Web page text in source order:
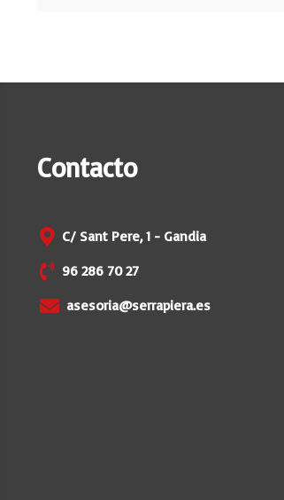
Contacto
 C/ Sant Pere, 1 - Gandia
 96 286 70 27
 asesoria@serrapiera.es